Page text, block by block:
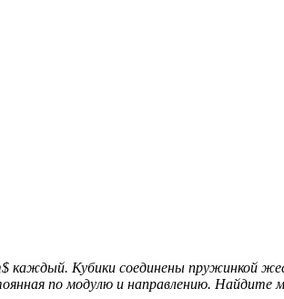
каждый. Кубики соединены пружинкой
по модулю и направлению.